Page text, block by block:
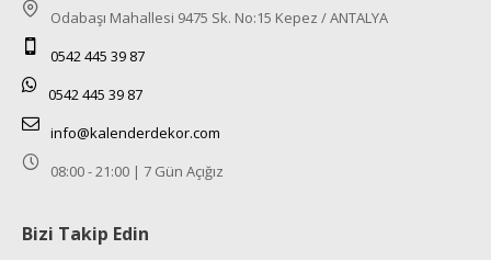
Odabaşı Mahallesi 9475 Sk. No:15 Kepez / ANTALYA
0542 445 39 87
0542 445 39 87
info@kalenderdekor.com
08:00 - 21:00 | 7 Gün Açığız
Bizi Takip Edin